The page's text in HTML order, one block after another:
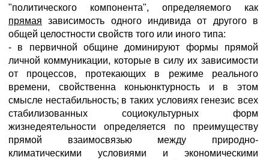
"политического компонента", определяемого как
прямая зависимость одного индивида от другого в
общей целостности свойств того или иного типа:
- в первичной общине доминируют формы прямой
личной коммуникации, которые в силу их зависимости
от процессов, протекающих в режиме реального
времени, свойственна коньюнктурность и в этом
смысле нестабильность; в таких условиях генезис всех
стабилизованных социокультурных форм
жизнедеятельности определяется по преимуществу
прямой взаимосвязью между природно-
климатическими условиями и экономическими